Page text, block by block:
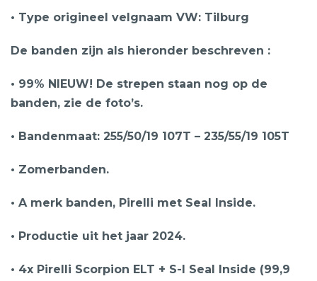
• Type origineel velgnaam VW: Tilburg
De banden zijn als hieronder beschreven :
• 99% NIEUW! De strepen staan nog op de
banden, zie de foto’s.
• Bandenmaat: 255/50/19 107T – 235/55/19 105T
• Zomerbanden.
• A merk banden, Pirelli met Seal Inside.
• Productie uit het jaar 2024.
• 4x Pirelli Scorpion ELT + S-I Seal Inside (99,9